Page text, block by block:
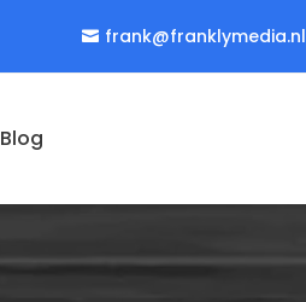
 frank@franklymedia.nl
Blog